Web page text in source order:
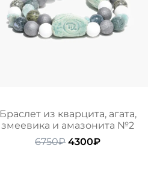
Браслет из кварцита, агата,
змеевика и амазонита №2
6750₽ Первоначальная
4300₽Текущая